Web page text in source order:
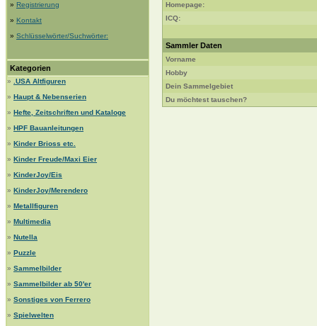
» Registrierung
» Kontakt
» Schlüsselwörter/Suchwörter:
Kategorien
»
.USA Altfiguren
» Haupt & Nebenserien
» Hefte, Zeitschriften und Kataloge
» HPF Bauanleitungen
» Kinder Brioss etc.
» Kinder Freude/Maxi Eier
» KinderJoy/Eis
» KinderJoy/Merendero
» Metallfiguren
» Multimedia
» Nutella
» Puzzle
» Sammelbilder
» Sammelbilder ab 50'er
» Sonstiges von Ferrero
» Spielwelten
Homepage:
ICQ:
Sammler Daten
Vorname
Hobby
Dein Sammelgebiet
Du möchtest tauschen?